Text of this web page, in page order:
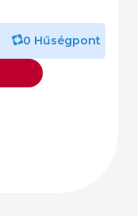
0 Hűségpont